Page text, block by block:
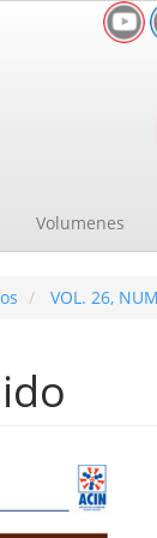
Volumenes
VOL. 26,